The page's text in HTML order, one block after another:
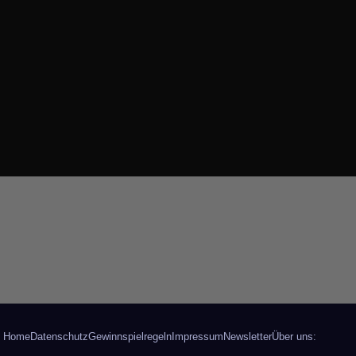
HomeDatenschutzGewinnspielregeln Impressum NewsletterÜber uns: